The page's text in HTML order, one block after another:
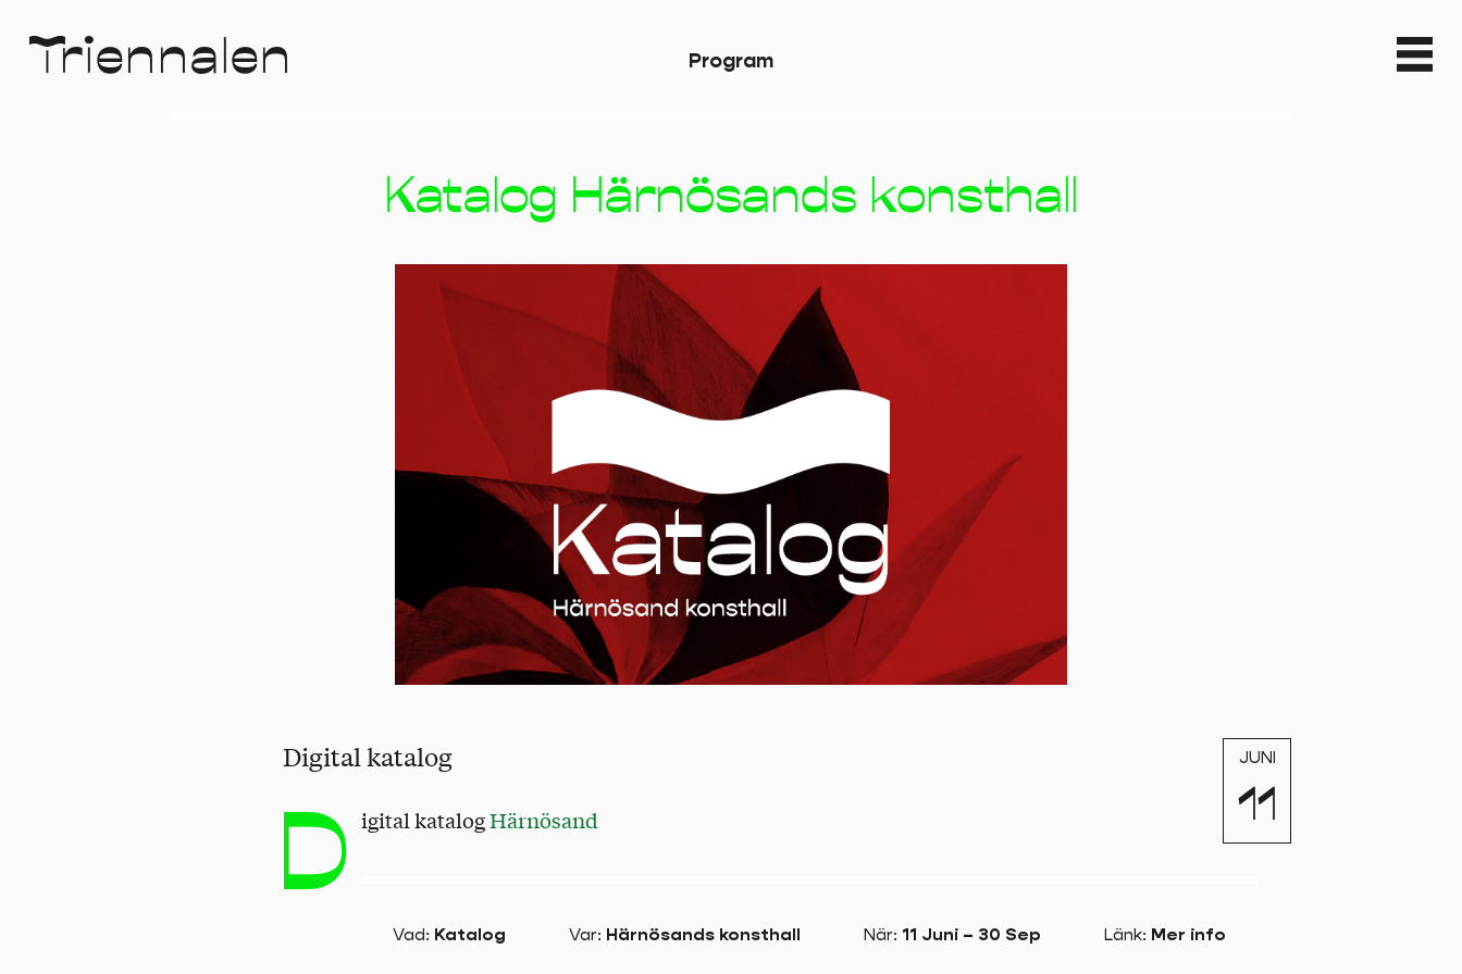
Triennalen Program
Katalog Härnösands konsthall
JUNI
11
Digital katalog
D igital katalogHärnösand
Vad: Katalog Var: Härnösands konsthall När: 11 Juni – 30 Sep Länk: Mer info